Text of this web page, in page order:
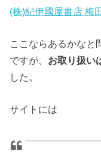
(株)紀伊國屋書店 梅
ここならあるかなと
ですが、 お取り扱い
した。
サイトには